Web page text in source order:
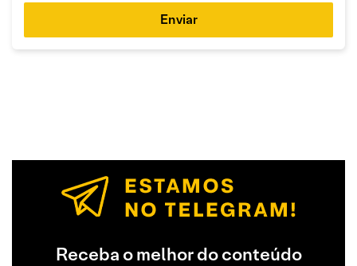
Enviar
Receba o melhor do conteúdo